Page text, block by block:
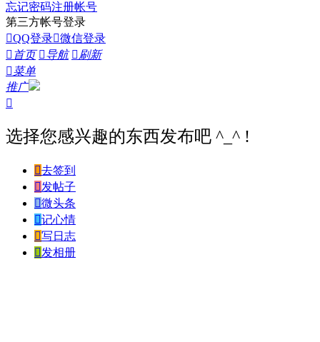
忘记密码注册帐号
第三方帐号登录
QQ登录微信登录
 首页 导航 刷新
菜单
推广

选择您感兴趣的东西发布吧 ^_^ !
去签到
发帖子
微头条
记心情
写日志
发相册